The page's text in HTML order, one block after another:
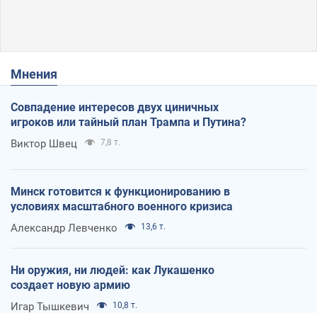
Мнения
Совпадение интересов двух циничных
игроков или тайный план Трампа и Путина?
Виктор Швец 7,8 т.
Минск готовится к функционированию в
условиях масштабного военного кризиса
Александр Левченко 13,6 т.
Ни оружия, ни людей: как Лукашенко
создает новую армию
Игар Тышкевич 10,8 т.